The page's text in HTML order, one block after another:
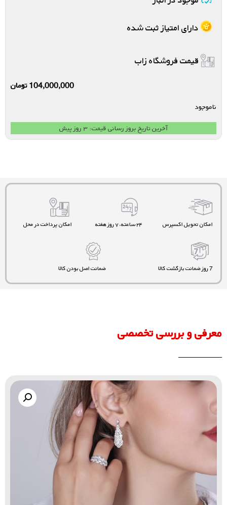
دارای امتیاز ثبت شده
قیمت فروشگاه زاب
104,000,000تومان
ناموجود
آخرین تاریخ بروز رسانی قیمت: ۳ روز پیش
امکان تحویل اکسپرس ۲۴ ساعته، ۷ روز هفته امکان پرداخت در محل
7 روز ضمانت بازگشت کالا ضمانت اصل بودن کالا
معرفی و بررسی تخصصی